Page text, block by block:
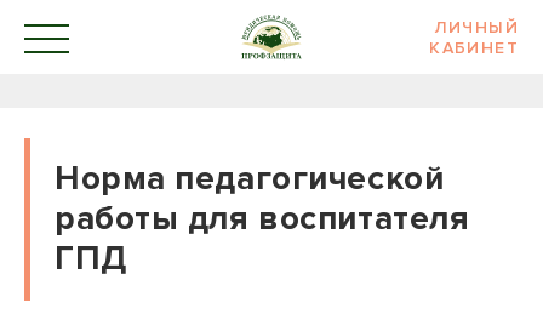
ЛИЧНЫЙ
КАБИНЕТ
Норма педагогической
работы для воспитателя
ГПД